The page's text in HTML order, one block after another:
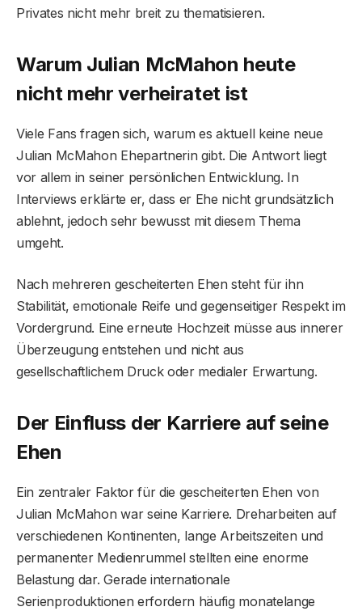
Privates nicht mehr breit zu thematisieren.
Warum Julian McMahon heute
nicht mehr verheiratet ist
Viele Fans fragen sich, warum es aktuell keine neue
Julian McMahon Ehepartnerin gibt. Die Antwort liegt
vor allem in seiner persönlichen Entwicklung. In
Interviews erklärte er, dass er Ehe nicht grundsätzlich
ablehnt, jedoch sehr bewusst mit diesem Thema
umgeht.
Nach mehreren gescheiterten Ehen steht für ihn
Stabilität, emotionale Reife und gegenseitiger Respekt im
Vordergrund. Eine erneute Hochzeit müsse aus innerer
Überzeugung entstehen und nicht aus
gesellschaftlichem Druck oder medialer Erwartung.
Der Einfluss der Karriere auf seine
Ehen
Ein zentraler Faktor für die gescheiterten Ehen von
Julian McMahon war seine Karriere. Dreharbeiten auf
verschiedenen Kontinenten, lange Arbeitszeiten und
permanenter Medienrummel stellten eine enorme
Belastung dar. Gerade internationale
Serienproduktionen erfordern häufig monatelange